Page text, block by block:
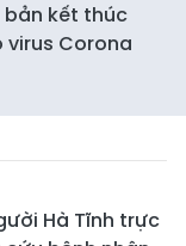
bản kết thúc
virus Corona
Hà Tĩnh trực